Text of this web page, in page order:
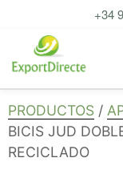
contenido
+34
PRODUCTOS /
BICIS JUD
RECICLADO